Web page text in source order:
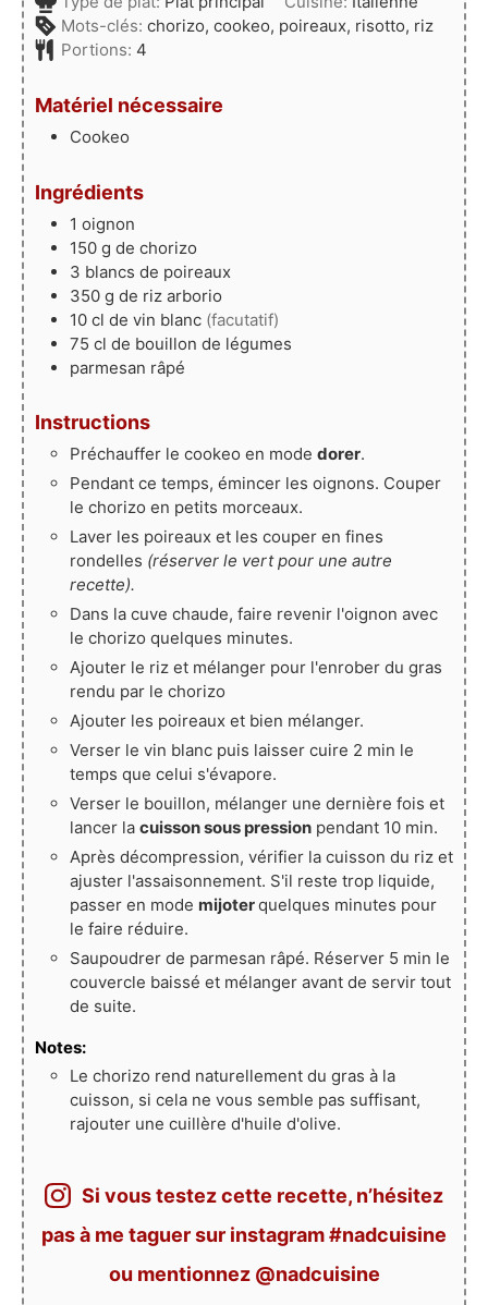
Mots-clés: chorizo, cookeo, poireaux, risotto, riz
Portions: 4
Matériel nécessaire
Cookeo
Ingrédients
1 oignon
150 g de chorizo
3 blancs de poireaux
350 g de riz arborio
10 cl de vin blanc (facutatif)
75 cl de bouillon de légumes
parmesan râpé
Instructions
Préchauffer le cookeo en mode dorer.
Pendant ce temps, émincer les oignons. Couper
le chorizo en petits morceaux.
Laver les poireaux et les couper en fines
rondelles (réserver le vert pour une autre
recette).
Dans la cuve chaude, faire revenir l'oignon avec
le chorizo quelques minutes.
Ajouter le riz et mélanger pour l'enrober du gras
rendu par le chorizo
Ajouter les poireaux et bien mélanger.
Verser le vin blanc puis laisser cuire 2 min le
temps que celui s'évapore.
Verser le bouillon, mélanger une dernière fois et
lancer la cuisson sous pression pendant 10 min.
Après décompression, vérifier la cuisson du riz et
ajuster l'assaisonnement. S'il reste trop liquide,
passer en mode mijoterquelques minutes pour
le faire réduire.
Saupoudrer de parmesan râpé. Réserver 5 min le
couvercle baissé et mélanger avant de servir tout
de suite.
Notes:
Le chorizo rend naturellement du gras à la
cuisson, si cela ne vous semble pas suffisant,
rajouter une cuillère d'huile d'olive.
Si vous testez cette recette, n’hésitez
pas à me taguer sur instagram #nadcuisine
ou mentionnez @nadcuisine